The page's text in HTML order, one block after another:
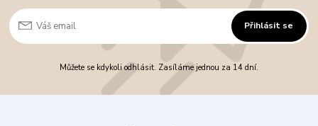
Přihlásit se
Můžete se kdykoli odhlásit. Zasíláme jednou za 14 dní.